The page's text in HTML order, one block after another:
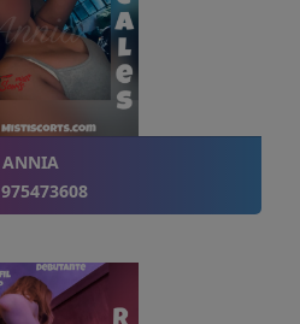
ANNIA
975473608